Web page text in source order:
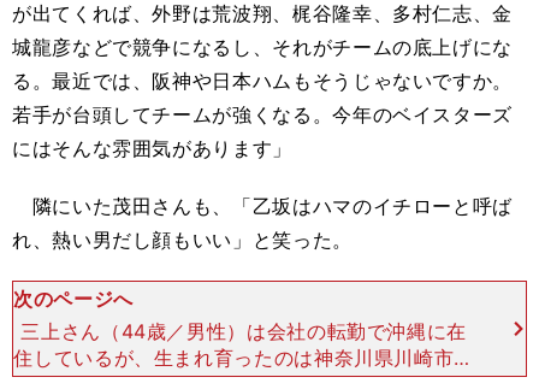
が出てくれば、外野は荒波翔、梶谷隆幸、多村仁志、金
城龍彦などで競争になるし、それがチームの底上げにな
る。最近では、阪神や日本ハムもそうじゃないですか。
若手が台頭してチームが強くなる。今年のベイスターズ
にはそんな雰囲気があります」
隣にいた茂田さんも、「乙坂はハマのイチローと呼ば
れ、熱い男だし顔もいい」と笑った。
次のページへ
三上さん（44歳／男性）は会社の転勤で沖縄に在
住しているが、生まれ育ったのは神奈川県川崎市。
ベイスターズの前々身の大洋ホエールズ時代からの